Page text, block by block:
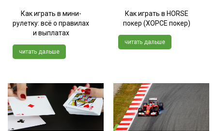
Как играть в мини-
рулетку: всё о правилах
и выплатах
читать дальше
Как играть в HORSE
покер (ХОРСЕ покер)
читать дальше